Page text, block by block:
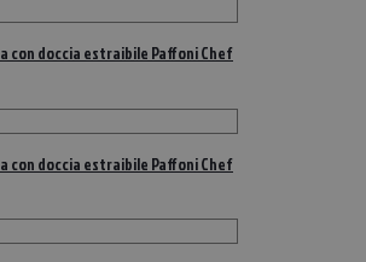
con doccia estraibile Paffoni Chef
con doccia estraibile Paffoni Chef